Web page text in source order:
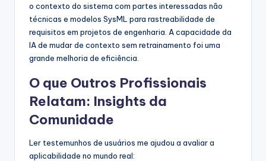
o contexto do sistema com partes interessadas não
técnicas e modelos SysML para rastreabilidade de
requisitos em projetos de engenharia. A capacidade da
IA de mudar de contexto sem retrainamento foi uma
grande melhoria de eficiência.
O que Outros Profissionais
Relatam: Insights da
Comunidade
Ler testemunhos de usuários me ajudou a avaliar a
aplicabilidade no mundo real: